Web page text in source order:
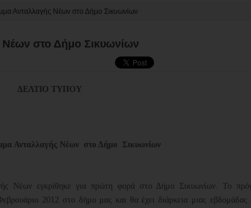
Ανταλλαγής Νέων στο Δήμο Σικυωνίων
στο Δήμο Σικυωνίων
ΔΕΛΤΙΟ ΤΥΠΟΥ
Ανταλλαγής Νέων στο Δήμο Σικυωνίων
Νέων εγκρίθηκε για πρώτη φορά στο Δήμο Σικυωνίων. Το
2012 στο δήμο μας και θα έχει διάρκεια μιας